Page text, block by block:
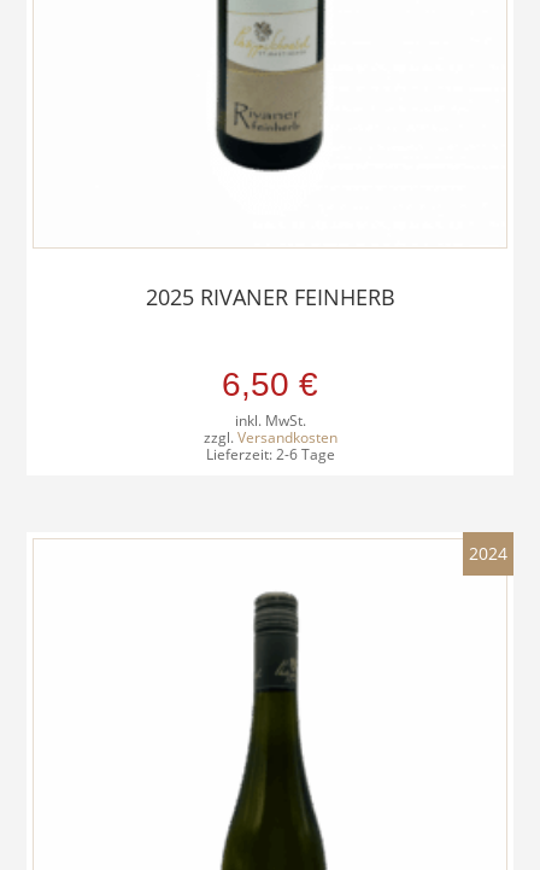
2025 RIVANER FEINHERB
6,50 €
inkl. MwSt.
zzgl.Versandkosten
Lieferzeit:2-6 Tage
2024